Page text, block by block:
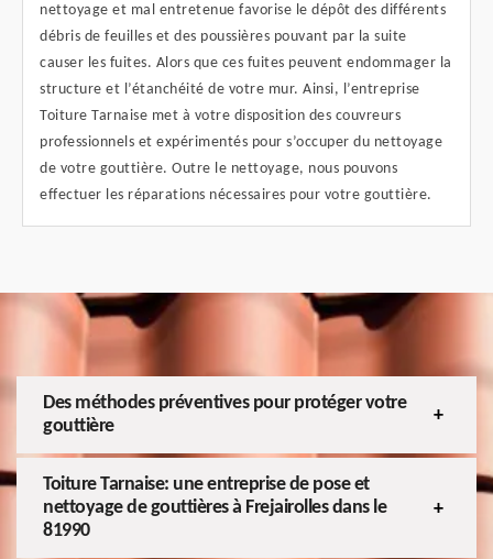
nettoyage et mal entretenue favorise le dépôt des différents
débris de feuilles et des poussières pouvant par la suite
causer les fuites. Alors que ces fuites peuvent endommager la
structure et l’étanchéité de votre mur. Ainsi, l’entreprise
Toiture Tarnaise met à votre disposition des couvreurs
professionnels et expérimentés pour s’occuper du nettoyage
de votre gouttière. Outre le nettoyage, nous pouvons
effectuer les réparations nécessaires pour votre gouttière.
Des méthodes préventives pour protéger votre
gouttière
Toiture Tarnaise: une entreprise de pose et
nettoyage de gouttières à Frejairolles dans le
81990